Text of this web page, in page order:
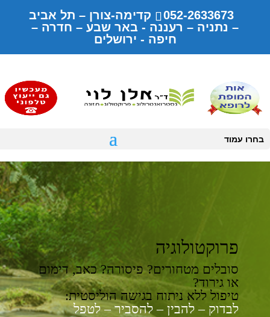
052-2633673 קדימה-צורן – תל אביב
– נתניה – רעננה - באר שבע – חדרה –
חיפה - ירושלים
בחרו עמוד
פרוקטולוגיה
סובלים מטחורים? פיסורה? כאב, דימום
או גירוד?
טיפול ללא ניתוח בגישה הוליסטית:
לבדוק – להבין – להסביר – לטפל